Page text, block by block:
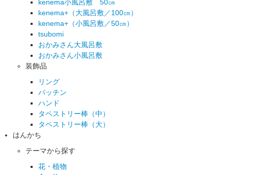
kenema小風呂敷 50㎝
kenema+（大風呂敷／100㎝）
kenema+（小風呂敷／50㎝）
tsubomi
おかみさん大風呂敷
おかみさん小風呂敷
装飾品
リング
パッチン
ハンド
タペストリー棒（中）
タペストリー棒（大）
はんかち
テーマから探す
花・植物